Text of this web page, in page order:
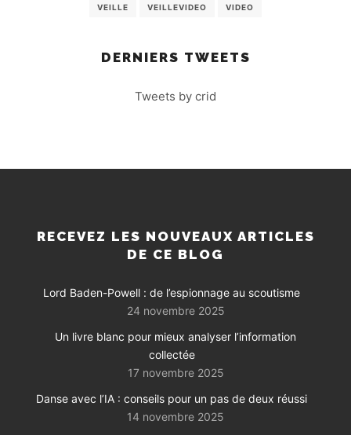
VEILLE VEILLEVIDEO VIDEO
DERNIERS TWEETS
Tweets by crid
RECEVEZ LES NOUVEAUX ARTICLES
DE CE BLOG
Lord Baden-Powell : de l’espionnage au scoutisme
24 novembre 2025
Un livre blanc pour mieux analyser l’information
collectée
17 novembre 2025
Danse avec l’IA : conseils pour un pas de deux réussi
14 novembre 2025